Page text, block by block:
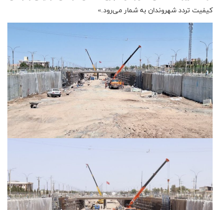
کیفیت تردد شهروندان به شمار می‌رود.»